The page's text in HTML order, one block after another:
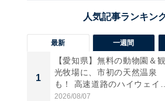
最新 一週間
1
【愛知県】無料の動物園＆観
光牧場に、市初の天然温泉
も！ 高速道路のハイウェイオ
ア...
2026/08/07